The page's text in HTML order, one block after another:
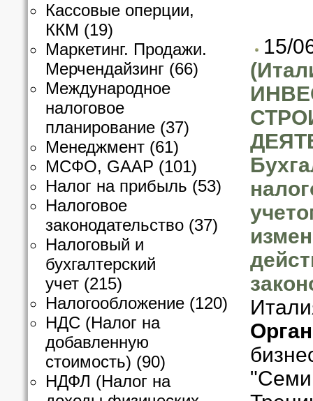
Кассовые оперции,
ККМ (19)
Маркетинг. Продажи.
Мерчендайзинг (66)
Международное
налоговое
планирование (37)
Менеджмент (61)
МСФО, GAAP (101)
Налог на прибыль (53)
Налоговое
законодательство (37)
Налоговый и
бухгалтерский
учет (215)
Налогообложение (120)
НДС (Налог на
добавленную
стоимость) (90)
НДФЛ (Налог на
15/